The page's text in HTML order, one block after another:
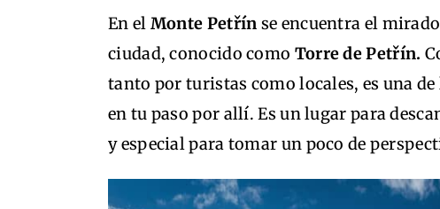
En el Monte Petřín se encuentra el
ciudad, conocido como Torre de Petřín.
tanto por turistas como locales, es una de
en tu paso por allí. Es un lugar para
y especial para tomar un poco de